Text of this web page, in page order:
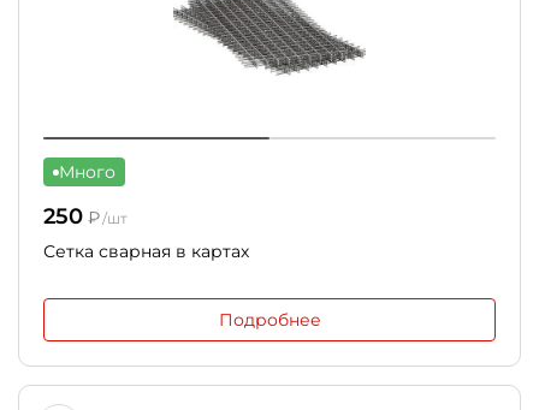
Много
250 ₽/шт
Сетка сварная в картах
Подробнее